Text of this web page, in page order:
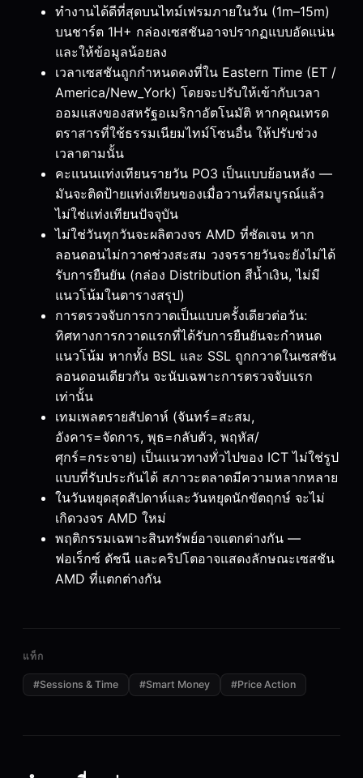
ทำงานได้ดีที่สุดบนไทม์เฟรมภายในวัน (1m–15m)
บนชาร์ต 1H+ กล่องเซสชันอาจปรากฏแบบอัดแน่น
และให้ข้อมูลน้อยลง
เวลาเซสชันถูกกำหนดคงที่ใน Eastern Time (ET /
America/New_York) โดยจะปรับให้เข้ากับเวลา
ออมแสงของสหรัฐอเมริกาอัตโนมัติ หากคุณเทรด
ตราสารที่ใช้ธรรมเนียมไทม์โซนอื่น ให้ปรับช่วง
เวลาตามนั้น
คะแนนแท่งเทียนรายวัน PO3 เป็นแบบย้อนหลัง —
มันจะติดป้ายแท่งเทียนของเมื่อวานที่สมบูรณ์แล้ว
ไม่ใช่แท่งเทียนปัจจุบัน
ไม่ใช่วันทุกวันจะผลิตวงจร AMD ที่ชัดเจน หาก
ลอนดอนไม่กวาดช่วงสะสม วงจรรายวันจะยังไม่ได้
รับการยืนยัน (กล่อง Distribution สีน้ำเงิน, ไม่มี
แนวโน้มในตารางสรุป)
การตรวจจับการกวาดเป็นแบบครั้งเดียวต่อวัน:
ทิศทางการกวาดแรกที่ได้รับการยืนยันจะกำหนด
แนวโน้ม หากทั้ง BSL และ SSL ถูกกวาดในเซสชัน
ลอนดอนเดียวกัน จะนับเฉพาะการตรวจจับแรก
เท่านั้น
เทมเพลตรายสัปดาห์ (จันทร์=สะสม,
อังคาร=จัดการ, พุธ=กลับตัว, พฤหัส/
ศุกร์=กระจาย) เป็นแนวทางทั่วไปของ ICT ไม่ใช่รูป
แบบที่รับประกันได้ สภาวะตลาดมีความหลากหลาย
ในวันหยุดสุดสัปดาห์และวันหยุดนักขัตฤกษ์ จะไม่
เกิดวงจร AMD ใหม่
พฤติกรรมเฉพาะสินทรัพย์อาจแตกต่างกัน —
ฟอเร็กซ์ ดัชนี และคริปโตอาจแสดงลักษณะเซสชัน
AMD ที่แตกต่างกัน
แท็ก
#Sessions & Time #Smart Money #Price Action